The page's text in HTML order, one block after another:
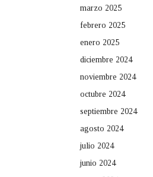
marzo 2025
febrero 2025
enero 2025
diciembre 2024
noviembre 2024
octubre 2024
septiembre 2024
agosto 2024
julio 2024
junio 2024